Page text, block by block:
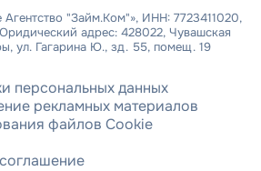
"Займ.Ком"», ИНН: 7723411020,
адрес: 428022, Чувашская
ул. Гагарина Ю., зд. 55, помещ. 19
персональных данных
рекламных материалов
файлов Cookie